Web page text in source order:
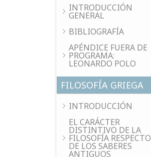
INTRODUCCIÓN
GENERAL
BIBLIOGRAFÍA
APÉNDICE FUERA DE
PROGRAMA:
LEONARDO POLO
FILOSOFÍA GRIEGA
INTRODUCCIÓN
EL CARÁCTER
DISTINTIVO DE LA
FILOSOFÍA RESPECTO
DE LOS SABERES
ANTIGUOS